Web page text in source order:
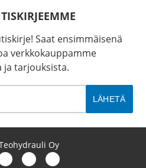
Saat ensimmäisenä
verkkokauppamme
ja tarjouksista.
Oy